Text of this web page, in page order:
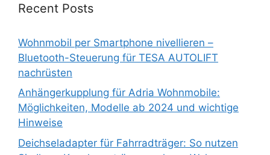
Recent Posts
Wohnmobil per Smartphone nivellieren –
Bluetooth-Steuerung für TESA AUTOLIFT
nachrüsten
Anhängerkupplung für Adria Wohnmobile:
Möglichkeiten, Modelle ab 2024 und wichtige
Hinweise
Deichseladapter für Fahrradträger: So nutzen